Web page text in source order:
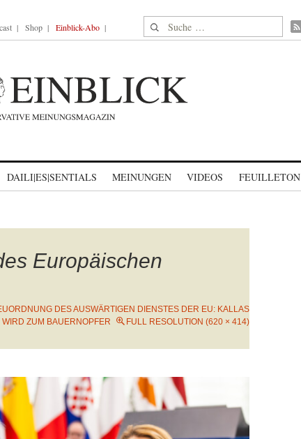
Shop Einblick-Abo Suche nach:
DAILI|ES|SENTIALS MEINUNGEN VIDEOS FEUILLETON
Europäischen
DES AUSWÄRTIGEN DIENSTES DER EU: KALLAS
WIRD ZUM BAUERNOPFER
FULL RESOLUTION (620 × 414)